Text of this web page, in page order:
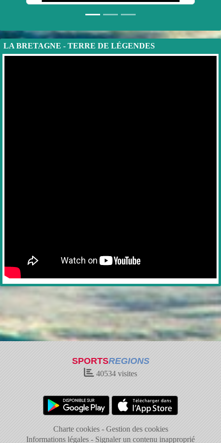
LA BRETAGNE - TERRE DE LÉGENDES
SPORTSREGIONS
40534 visites
Charte cookies
Gestion des cookies
Informations légales
Signaler un contenu inapproprié